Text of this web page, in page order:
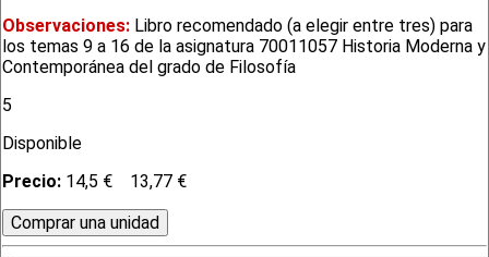
Observaciones: Libro recomendado (a elegir entre tres) para
los temas 9 a 16 de la asignatura 70011057 Historia Moderna y
Contemporánea del grado de Filosofía
5
Disponible
Precio: 14,5 € 13,77 €